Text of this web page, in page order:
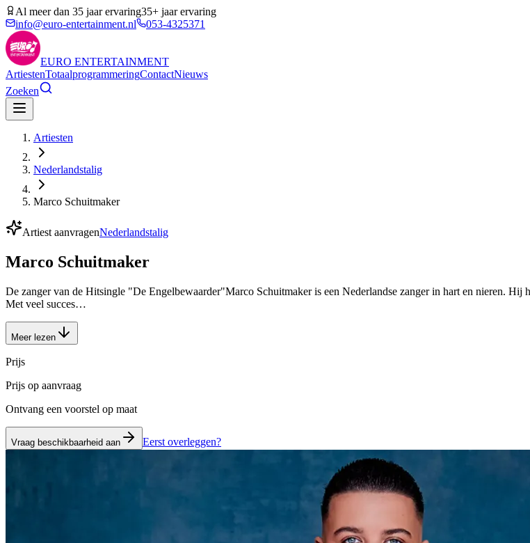
Al meer dan 35 jaar ervaring35+ jaar ervaring
info@euro-entertainment.nl
053-4325371
EURO ENTERTAINMENT
ArtiestenTotaalprogrammeringContactNieuws
Zoeken
Artiesten
Nederlandstalig
Marco Schuitmaker
Artiest aanvragenNederlandstalig
Marco Schuitmaker
De zanger van de Hitsingle "De Engelbewaarder"Marco Schuitmaker is een Nederlandse zanger in hart en nieren.
Met veel succes…
Meer lezen
Prijs
Prijs op aanvraag
Ontvang een voorstel op maat
Vraag beschikbaarheid aan Eerst overleggen?